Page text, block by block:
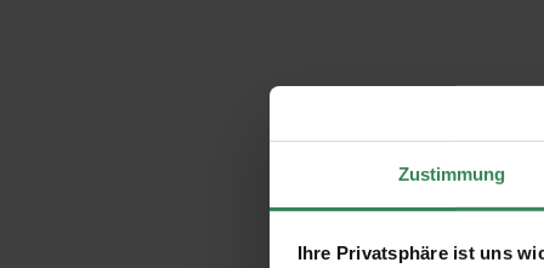
Zustimmung
Ihre Privatsphäre ist uns